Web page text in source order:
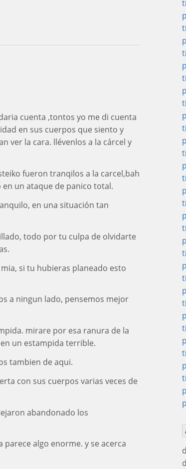
cuenta ,tontos yo me di cuenta
en sus cuerpos que siento y
ver la cara. llévenlos a la cárcel y
fueron tranqilos a la carcel,bah
un ataque de panico total.
en una situación tan
todo por tu culpa de olvidarte
si tu hubieras planeado esto
a ningun lado, pensemos mejor
mirare por esa ranura de la
un estampida terrible.
tambien de aqui.
con sus cuerpos varias veces de
abandonado los
parece algo enorme. y se acerca